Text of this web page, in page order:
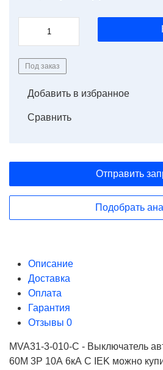
Под заказ
Добавить в избранное
Сравнить
Отправить
Подобрать
Описание
Доставка
Оплата
Гарантия
Отзывы 0
MVA31-3-010-C - Выключатель
60M 3Р 10А 6кА С IEK можно